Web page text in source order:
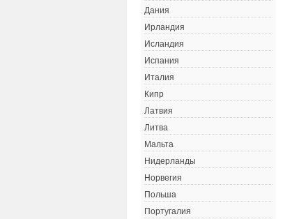
Дания
Ирландия
Исландия
Испания
Италия
Кипр
Латвия
Литва
Мальта
Нидерланды
Норвегия
Польша
Португалия